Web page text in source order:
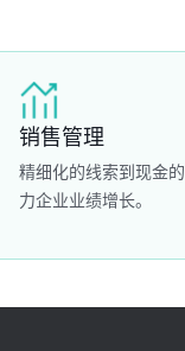
销售管理
精细化的线索到现金
力企业业绩增长。